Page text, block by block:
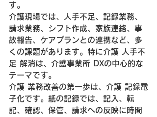
す。
介護現場では、人手不足、記録業務、
請求業務、シフト作成、家族連絡、事
故報告、ケアプランとの連携など、多
くの課題があります。特に介護 人手不
足 解消は、介護事業所 DXの中心的な
テーマです。
介護 業務改善の第一歩は、介護 記録電
子化です。紙の記録では、記入、転
記、確認、保管、請求への反映に時間